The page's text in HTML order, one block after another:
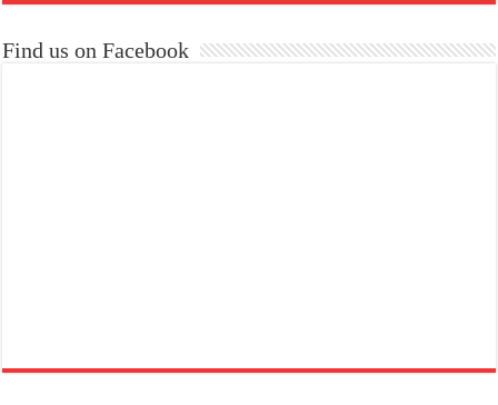
Find us on Facebook